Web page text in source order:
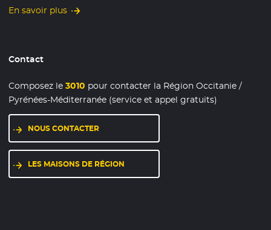
En savoir plus
Contact
Composez le3010 pour contacter la Région Occitanie /
Pyrénées-Méditerranée (service et appel gratuits)
NOUS CONTACTER
LES MAISONS DE RÉGION